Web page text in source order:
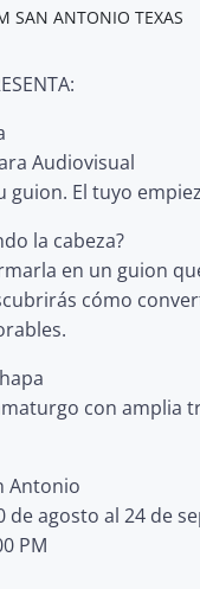
SAN ANTONIO TEXAS
Audiovisual
guion. El tuyo
la cabeza?
en un guion
cómo
con amplia
Antonio
de agosto al 24 de
PM